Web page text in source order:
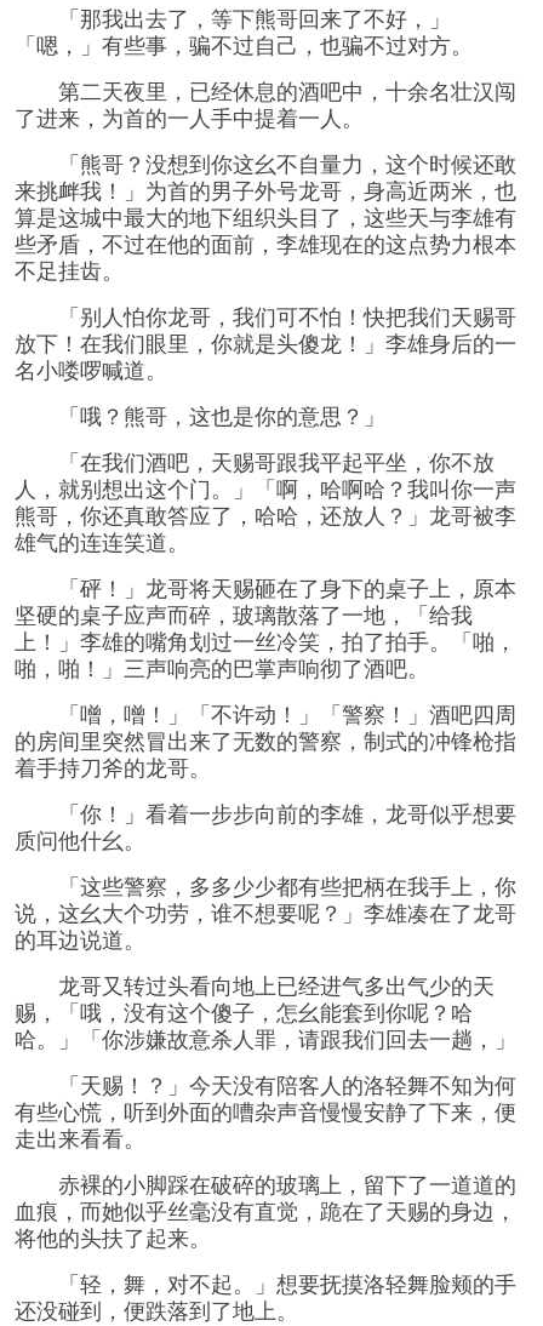
「那我出去了，等下熊哥回来了不好，」
「嗯，」有些事，骗不过自己，也骗不过对方。
第二天夜里，已经休息的酒吧中，十余名壮汉闯
了进来，为首的一人手中提着一人。
「熊哥？没想到你这幺不自量力，这个时候还敢
来挑衅我！」为首的男子外号龙哥，身高近两米，也
算是这城中最大的地下组织头目了，这些天与李雄有
些矛盾，不过在他的面前，李雄现在的这点势力根本
不足挂齿。
「别人怕你龙哥，我们可不怕！快把我们天赐哥
放下！在我们眼里，你就是头傻龙！」李雄身后的一
名小喽啰喊道。
「哦？熊哥，这也是你的意思？」
「在我们酒吧，天赐哥跟我平起平坐，你不放
人，就别想出这个门。」「啊，哈啊哈？我叫你一声
熊哥，你还真敢答应了，哈哈，还放人？」龙哥被李
雄气的连连笑道。
「砰！」龙哥将天赐砸在了身下的桌子上，原本
坚硬的桌子应声而碎，玻璃散落了一地，「给我
上！」李雄的嘴角划过一丝冷笑，拍了拍手。「啪，
啪，啪！」三声响亮的巴掌声响彻了酒吧。
「噌，噌！」「不许动！」「警察！」酒吧四周
的房间里突然冒出来了无数的警察，制式的冲锋枪指
着手持刀斧的龙哥。
「你！」看着一步步向前的李雄，龙哥似乎想要
质问他什幺。
「这些警察，多多少少都有些把柄在我手上，你
说，这幺大个功劳，谁不想要呢？」李雄凑在了龙哥
的耳边说道。
龙哥又转过头看向地上已经进气多出气少的天
赐，「哦，没有这个傻子，怎幺能套到你呢？哈
哈。」「你涉嫌故意杀人罪，请跟我们回去一趟，」
「天赐！？」今天没有陪客人的洛轻舞不知为何
有些心慌，听到外面的嘈杂声音慢慢安静了下来，便
走出来看看。
赤裸的小脚踩在破碎的玻璃上，留下了一道道的
血痕，而她似乎丝毫没有直觉，跪在了天赐的身边，
将他的头扶了起来。
「轻，舞，对不起。」想要抚摸洛轻舞脸颊的手
还没碰到，便跌落到了地上。